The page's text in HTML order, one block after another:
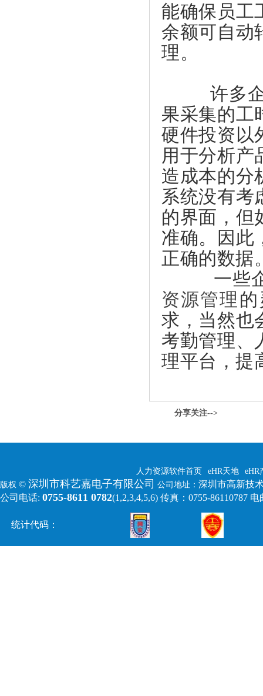
能确保员工
余额可自动
理。
许多企业
果采集的工
硬件投资以
用于分析产
造成本的分
系统没有考
的界面，但
准确。因此
正确的数据
一些企业
资源管理
求，当然也
考勤管理、
理平台，提
分享关注-->
人力资源软件首页 eHR天地
版权 © 深圳市科艺嘉电子有限公司 公司地址： 深圳市高新技
公司电话: 0755-8611 0782(1,2,3,4,5,6) 传真：0755-86110787 电
统计代码：